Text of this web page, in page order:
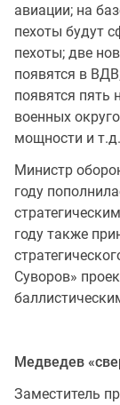
авиации; на
пехоты будут
пехоты; две
появятся в
появятся пять
военных
мощности и т.д.
Министр
году
году также
Суворов»
Медведев
Заместитель